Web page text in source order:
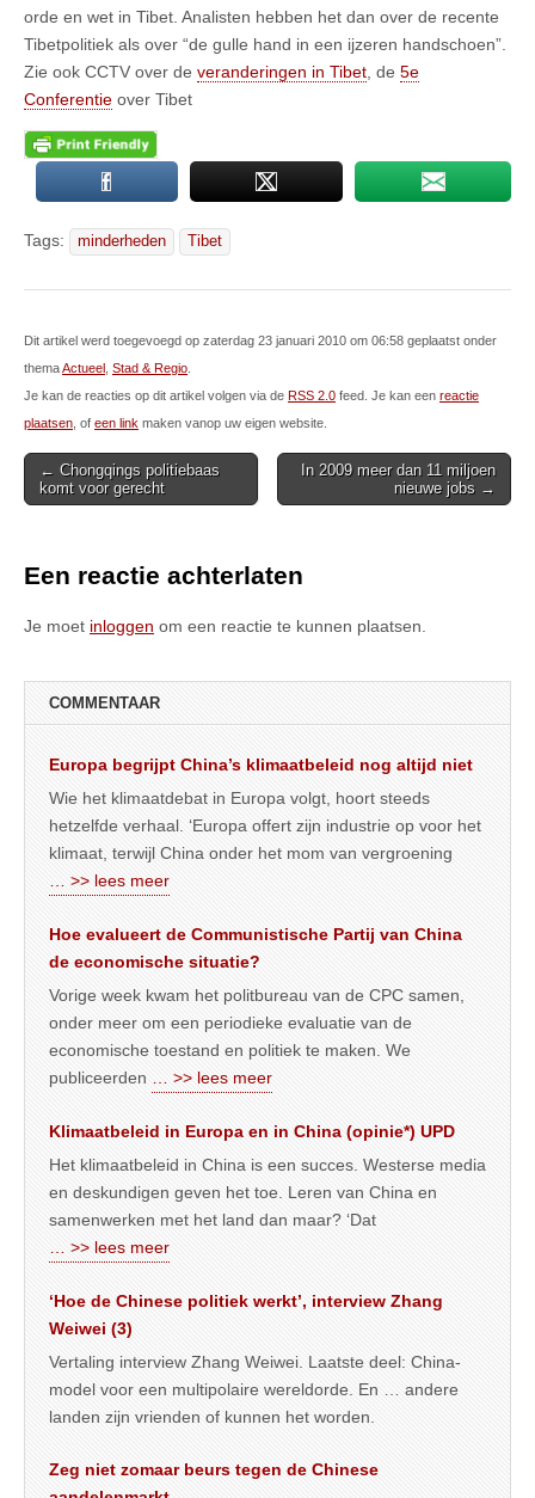
orde en wet in Tibet. Analisten hebben het dan over de recente
Tibetpolitiek als over “de gulle hand in een ijzeren handschoen”.
Zie ook CCTV over de veranderingen in Tibet , de 5e
Conferentie over Tibet
Tags: minderheden Tibet
Dit artikel werd toegevoegd op zaterdag 23 januari 2010 om 06:58 geplaatst onder
themaActueel Stad & Regio
Je kan de reacties op dit artikel volgen via de RSS 2.0 feed. Je kan een reactie
plaatsen , of een link maken vanop uw eigen website.
Post
navigation
← Chongqings politiebaas
komt voor gerecht
In 2009 meer dan 11 miljoen
nieuwe jobs →
Een reactie achterlaten
Je moet inloggen om een reactie te kunnen plaatsen.
COMMENTAAR
Europa begrijpt China’s klimaatbeleid nog altijd niet
Wie het klimaatdebat in Europa volgt, hoort steeds
hetzelfde verhaal. ‘Europa offert zijn industrie op voor het
klimaat, terwijl China onder het mom van vergroening
… >> lees meer
Hoe evalueert de Communistische Partij van China
de economische situatie?
Vorige week kwam het politbureau van de CPC samen,
onder meer om een periodieke evaluatie van de
economische toestand en politiek te maken. We
publiceerden
… >> lees meer
Klimaatbeleid in Europa en in China (opinie*) UPD
Het klimaatbeleid in China is een succes. Westerse media
en deskundigen geven het toe. Leren van China en
samenwerken met het land dan maar? ‘Dat
… >> lees meer
‘Hoe de Chinese politiek werkt’, interview Zhang
Weiwei (3)
Vertaling interview Zhang Weiwei. Laatste deel: China-
model voor een multipolaire wereldorde. En … andere
landen zijn vrienden of kunnen het worden.
Zeg niet zomaar beurs tegen de Chinese